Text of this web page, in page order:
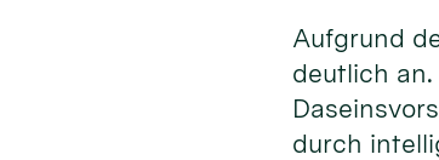
Aufgrund
deutlich
durch